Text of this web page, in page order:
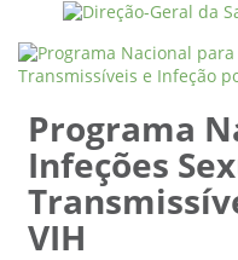
Programa
Infeções
VIH